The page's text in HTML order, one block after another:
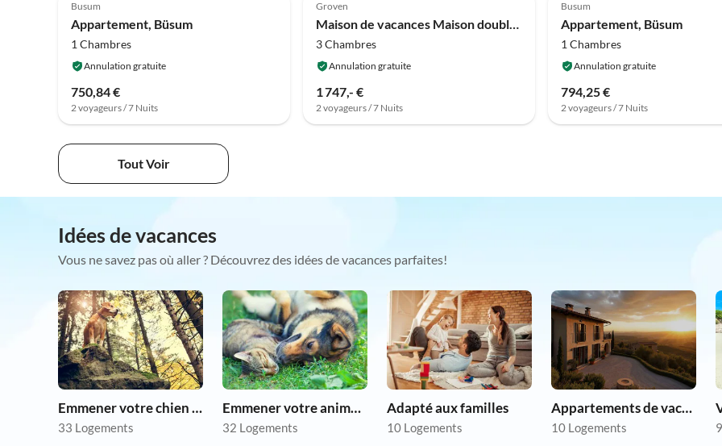
Busum
Appartement, Büsum
1 Chambres
Annulation gratuite
750,84 €
2 voyageurs / 7 Nuits
Groven
Maison de vacances Maison double à Karolinenkoog
3 Chambres
Annulation gratuite
1 747,- €
2 voyageurs / 7 Nuits
Busum
Appartement, Büsum
1 Chambres
Annulation gratuite
794,25 €
2 voyageurs / 7 Nuits
Tout Voir
Idées de vacances
Vous ne savez pas où aller ? Découvrez des idées de vacances parfaites!
Emmener votre chien en vacances
33 Logements
Emmener votre animal en vacances
32 Logements
Adapté aux familles
10 Logements
Appartements de vacances pas chers
10 Logements